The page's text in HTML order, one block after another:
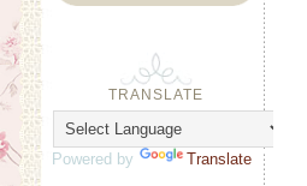
TRANSLATE
Powered by Translate